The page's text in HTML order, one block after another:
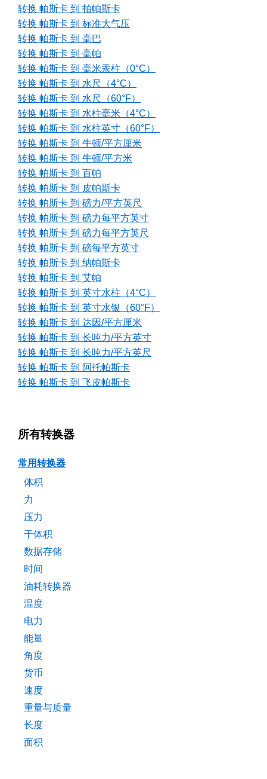
转换 帕斯卡 到 拍帕斯卡
转换 帕斯卡 到 标准大气压
转换 帕斯卡 到 毫巴
转换 帕斯卡 到 毫帕
转换 帕斯卡 到 毫米汞柱（0°C）
转换 帕斯卡 到 水尺（4°C）
转换 帕斯卡 到 水尺（60°F）
转换 帕斯卡 到 水柱毫米（4°C）
转换 帕斯卡 到 水柱英寸（60°F）
转换 帕斯卡 到 牛顿/平方厘米
转换 帕斯卡 到 牛顿/平方米
转换 帕斯卡 到 百帕
转换 帕斯卡 到 皮帕斯卡
转换 帕斯卡 到 磅力/平方英尺
转换 帕斯卡 到 磅力每平方英寸
转换 帕斯卡 到 磅力每平方英尺
转换 帕斯卡 到 磅每平方英寸
转换 帕斯卡 到 纳帕斯卡
转换 帕斯卡 到 艾帕
转换 帕斯卡 到 英寸水柱（4°C）
转换 帕斯卡 到 英寸水银（60°F）
转换 帕斯卡 到 达因/平方厘米
转换 帕斯卡 到 长吨力/平方英寸
转换 帕斯卡 到 长吨力/平方英尺
转换 帕斯卡 到 阿托帕斯卡
转换 帕斯卡 到 飞皮帕斯卡
所有转换器
常用转换器
体积
力
压力
干体积
数据存储
时间
油耗转换器
温度
电力
能量
角度
货币
速度
重量与质量
长度
面积